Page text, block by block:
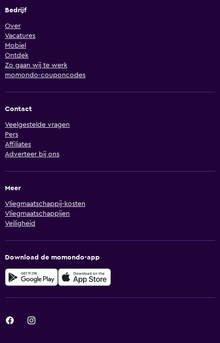
Bedrijf
Over
Vacatures
Mobiel
Ontdek
Zo gaan wij te werk
momondo-couponcodes
Contact
Veelgestelde vragen
Pers
Affiliates
Adverteer bij ons
Meer
Vliegmaatschappij-kosten
Vliegmaatschappijen
Veiligheid
Download de momondo-app